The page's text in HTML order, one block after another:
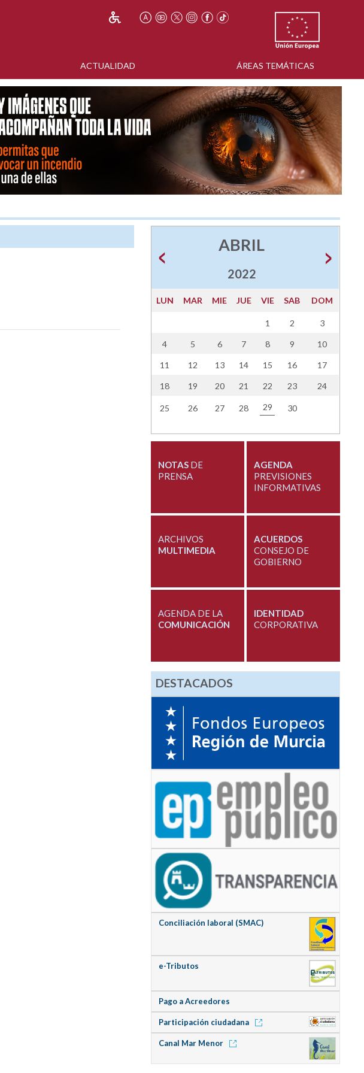
ACTUALIDAD ÁREAS TEMÁTICAS
ABRIL
2022
LUN MAR MIE JUE VIE SAB DOM
1 2 3
4 5 6 7 8 9 10
11 12 13 14 15 16 17
18 19 20 21 22 23 24
25 26 27 28 29 30
NOTASDE
PRENSA
AGENDA
PREVISIONES
INFORMATIVAS
ARCHIVOS
MULTIMEDIA
ACUERDOS
CONSEJO DE
GOBIERNO
AGENDA DE LA
COMUNICACIÓN
IDENTIDAD
CORPORATIVA
DESTACADOS
Conciliación laboral (SMAC)
e-Tributos
Pago a Acreedores
Participación ciudadana
Canal Mar Menor